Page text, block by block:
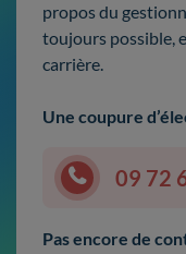
propos du
toujours possible,
carrière.
Une coupure
09 72
Pas encore de